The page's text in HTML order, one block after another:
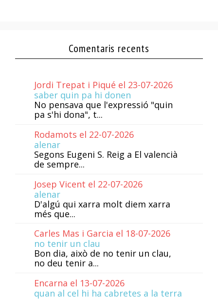
Comentaris recents
Jordi Trepat i Piqué el 23-07-2026
saber quin pa hi donen
No pensava que l'expressió "quin
pa s'hi dona", t...
Rodamots el 22-07-2026
alenar
Segons Eugeni S. Reig a El valencià
de sempre...
Josep Vicent el 22-07-2026
alenar
D'algú qui xarra molt diem xarra
més que...
Carles Mas i Garcia el 18-07-2026
no tenir un clau
Bon dia, això de no tenir un clau,
no deu tenir a...
Encarna el 13-07-2026
quan al cel hi ha cabretes a la terra